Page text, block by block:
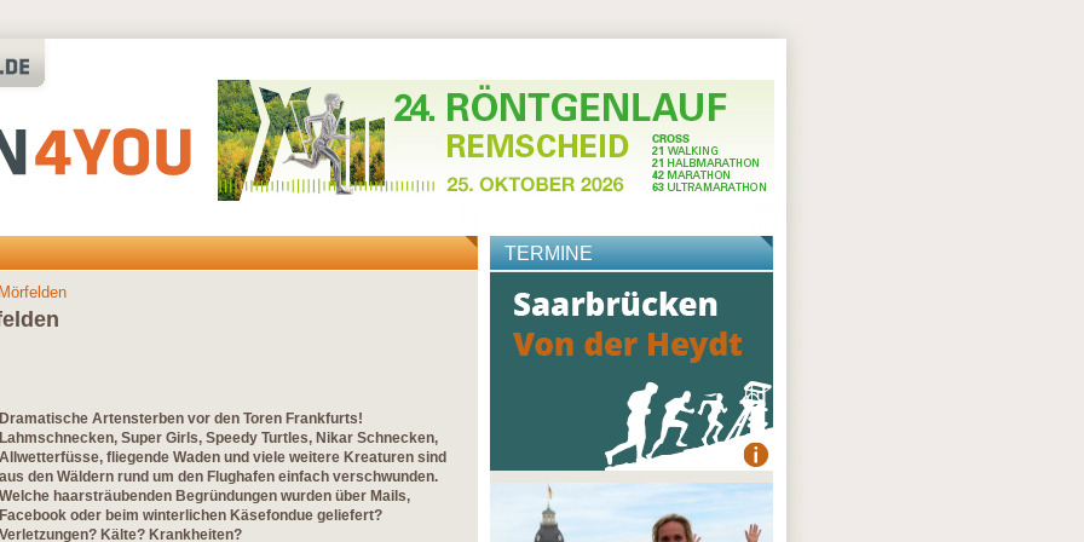
Dramatische Artensterben vor den Toren Frankfurts!
Lahmschnecken, Super Girls, Speedy Turtles, Nikar Schnecken,
Allwetterfüsse, fliegende Waden und viele weitere Kreaturen sind
aus den Wäldern rund um den Flughafen einfach verschwunden.
Welche haarsträubenden Begründungen wurden über Mails,
Facebook oder beim winterlichen Käsefondue geliefert?
Verletzungen? Kälte? Krankheiten?
TERMINE